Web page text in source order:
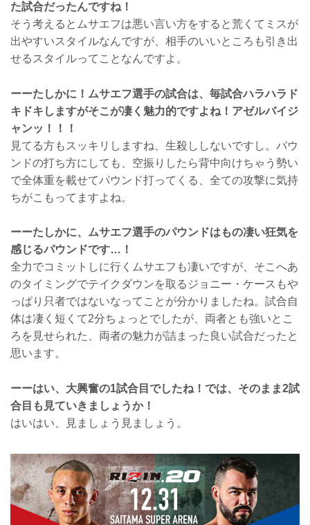
た試合だったんですね！
そう考えるとムサエフは悪い言い方をすると荒くてミスが
出やすいスタイルなんですが、相手のいいところも引き出
せるスタイルってことなんですよ。
ーーたしかに！ムサエフ選手の試合は、毎試合ハラハラド
キドキしますがそこが凄く魅力的ですよね！アゼルバイジ
ャンッ！！！
見てる方もスッキリしますね、生殺ししないですし。パウ
ンドの打ち方にしても、空振りしたら背中向けちゃう勢い
で全体重を載せてパウンド打ってくる、全ての攻撃に気持
ちがこもってますよね。
ーーたしかに、ムサエフ選手のパウンドはもの凄い狂気を
感じるパウンドです…！
全力でコミットしに行くムサエフも凄いですが、そこへあ
のタイミングでテイクダウンを取るジョニー・ケースもや
っぱり只者ではないなってことが分かりましたね。試合自
体は凄く短くて2分ちょっとでしたが、両者とも強いとこ
ろを見せられた、両者の魅力が詰まった良い試合だったと
思います。
ーーはい、大興奮の1試合目でしたね！では、そのまま2試
合目も見ていきましょうか！
はいはい、見ましょう見ましょう。